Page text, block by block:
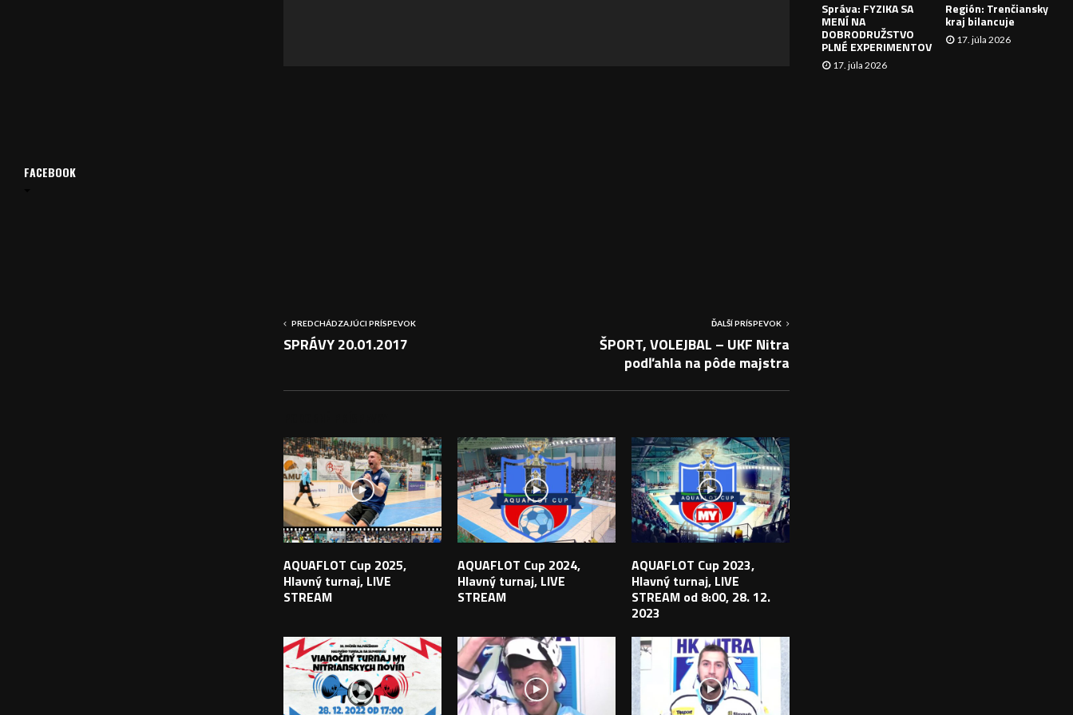
PREDCHÁDZAJÚCI PRÍSPEVOK
SPRÁVY 20.01.2017
ĎALŠÍ PRÍSPEVOK
ŠPORT, VOLEJBAL – UKF Nitra
podľahla na pôde majstra
AQUAFLOT Cup 2025,
Hlavný turnaj, LIVE
STREAM
AQUAFLOT Cup 2024,
Hlavný turnaj, LIVE
STREAM
AQUAFLOT Cup 2023,
Hlavný turnaj, LIVE
STREAM od 8:00, 28. 12.
2023
FACEBOOK
I
Správa: FYZIKA SA
MENÍ NA
DOBRODRUŽSTVO
PLNÉ EXPERIMENTOV
17. júla 2026
Región: Trenčiansky
kraj bilancuje
17. júla 2026